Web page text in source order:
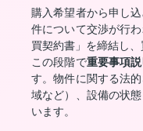
購入希望者から申し
件について交渉が行
買契約書」を締結し、
この段階で重要事項
す。物件に関する法
域など）、設備の状
います。